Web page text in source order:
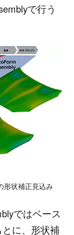
で行う
形状補正見込み
ではベース
に、形状補